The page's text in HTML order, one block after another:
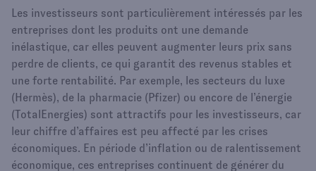
Les investisseurs sont particulièrement intéressés par les
entreprises dont les produits ont une demande
inélastique, car elles peuvent augmenter leurs prix sans
perdre de clients, ce qui garantit des revenus stables et
une forte rentabilité. Par exemple, les secteurs du luxe
(Hermès), de la pharmacie (Pfizer) ou encore de l’énergie
(TotalEnergies) sont attractifs pour les investisseurs, car
leur chiffre d’affaires est peu affecté par les crises
économiques. En période d’inflation ou de ralentissement
économique, ces entreprises continuent de générer du